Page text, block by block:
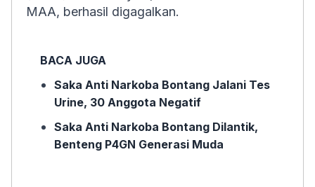
MAA, berhasil digagalkan.
BACA JUGA
Saka Anti Narkoba Bontang Jalani Tes
Urine, 30 Anggota Negatif
Saka Anti Narkoba Bontang Dilantik,
Benteng P4GN Generasi Muda